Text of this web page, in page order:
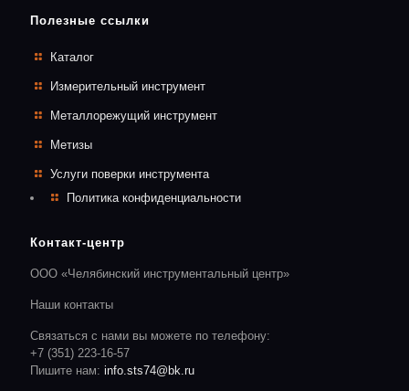
Полезные ссылки
Каталог
Измерительный инструмент
Металлорежущий инструмент
Метизы
Услуги поверки инструмента
Политика конфиденциальности
Контакт-центр
ООО «Челябинский инструментальный центр»
Наши контакты
Связаться с нами вы можете по телефону:
+7 (351) 223-16-57
Пишите нам: info.sts74@bk.ru